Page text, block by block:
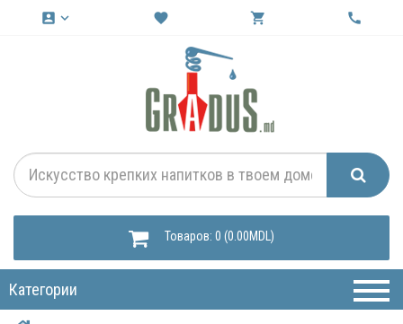
account_box keyboard_arrow_down favorite shopping_cart call
Товаров: 0 (0.00MDL)
Категории